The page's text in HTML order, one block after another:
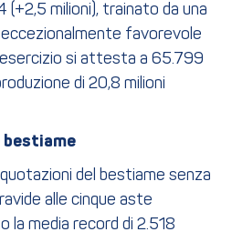
milioni), trainato da una
favorevole
si attesta a 65.799
di 20,8 milioni
bestiame
del bestiame senza
alle cinque aste
la media record di 2.518